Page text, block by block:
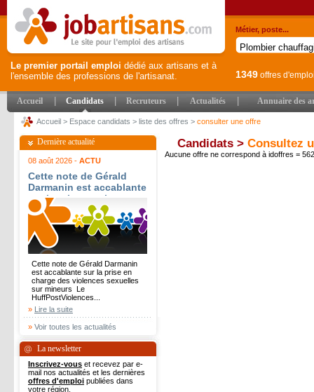
Le premier portail emploi dédié aux artisans et à
l'ensemble des professions de l'artisanat.
Métier, poste...
1349 offres
Accueil Candidats Recruteurs Actualités Annuaire des
Accueil > Espace candidats > liste des offres > consulter une offre
Dernière actualité
08 août 2026 - ACTU
Cette note de Gérald
Darmanin est accablante
sur la prise en charge
des violences sexuelles
sur mineurs - Le
HuffPost
Cette note de Gérald Darmanin
est accablante sur la prise en
charge des violences sexuelles
sur mineurs Le
HuffPostViolences...
» Lire la suite
» Voir toutes les actualités
La newsletter
Inscrivez-vous et recevez par e-
mail nos actualités et les dernières
offres d'emploi publiées dans
votre région.
Candidats > Consultez
Aucune offre ne correspond à idoffres =